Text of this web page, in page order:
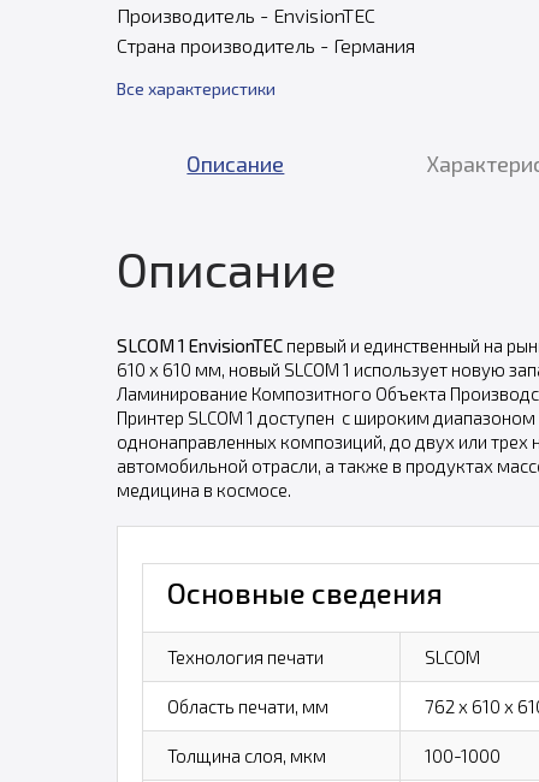
Производитель - EnvisionTEC
Страна производитель - Германия
Все характеристики
Описание
Описание
SLCOM 1 EnvisionTECпервый и единственный на
610 x 610 мм, новый SLCOM 1 использует новую
Ламинирование Композитного Объекта
Принтер SLCOM 1 доступен с широким
однонаправленных композиций, до двух или
автомобильной отрасли, а также в продуктах
медицина в космосе.
Основные сведения
Технология печати SLCOM
Область печати, мм 762 x 610 x
Толщина слоя, мкм 100-1000